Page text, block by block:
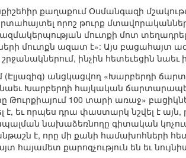
քաղաքում Օսմանգազի
որոշ թուրք
մուտքի մոտ
մուտքն ազատ է»: Այս բացահայտ
ինչին հետեւեցին
(Էլյազիգ) անցկացվող «Խարբերդի
Խարբերդի հայկական
Թուրքիայում 100 տարի առաջ»
է, եւ որպես դրա փաստարկ նշվել է այն,
նախաձեռնողը գիտական
է, որը մի քանի համախոհների
հայամետ քարոզչություն են եւ